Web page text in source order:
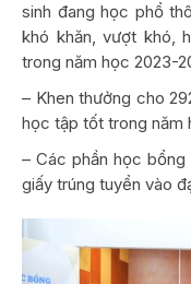
sinh đang học phổ
khó khăn, vượt khó,
trong năm học 2023-
– Khen thưởng cho
học tập tốt trong năm
– Các phần học
giấy trúng tuyển vào